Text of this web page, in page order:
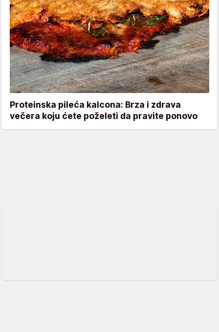
Proteinska pileća kalcona: Brza i zdrava
večera koju ćete poželeti da pravite ponovo